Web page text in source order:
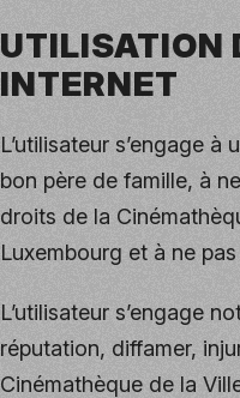
UTILISATION
INTERNET
L’utilisateur s’engage
bon père de famille, à
droits de la
Luxembourg et à ne
L’utilisateur s’engage
réputation, diffamer,
Cinémathèque de la